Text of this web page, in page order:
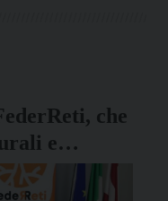
che
e